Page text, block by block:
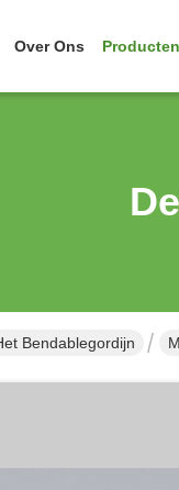
Over Ons Producten
Bendablegordijn